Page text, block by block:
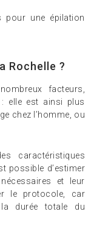
pour une épilation
Rochelle ?
facteurs,
elle est ainsi plus
chez l’homme, ou
caractéristiques
possible d’estimer
et leur
le protocole, car
durée totale du